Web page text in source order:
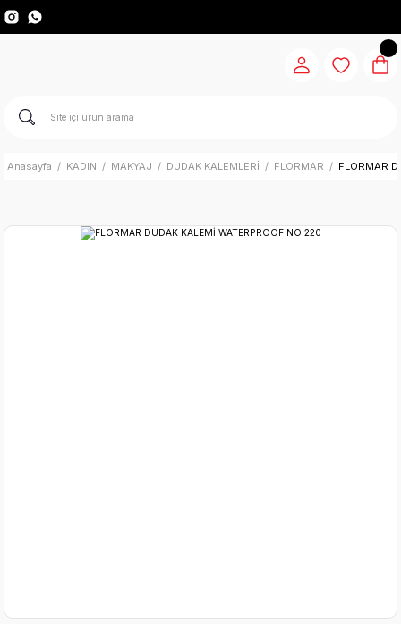
Anasayfa KADIN MAKYAJ DUDAK KALEMLERİ FLORMAR FLORMAR